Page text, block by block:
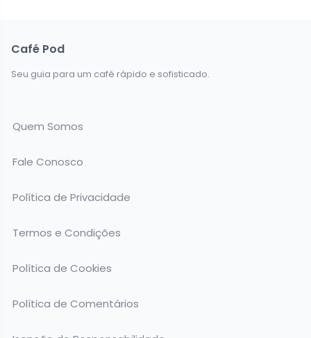
Café Pod
Seu guia para um café rápido e sofisticado.
Quem Somos
Fale Conosco
Política de Privacidade
Termos e Condições
Política de Cookies
Política de Comentários